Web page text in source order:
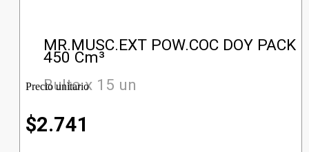
MR.MUSC.EXT POW.COC DOY PACK
450 Cm³
Bulto x 15 un
Precio unitario
$2.741